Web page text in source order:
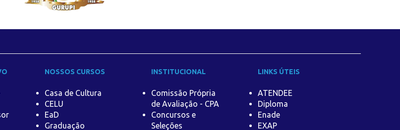
NOSSOS CURSOS
Casa de Cultura
CELU
EaD
Graduação
INSTITUCIONAL
Comissão Própria
de Avaliação - CPA
Concursos e
Seleções
LINKS ÚTEIS
ATENDEE
Diploma
Enade
EXAP